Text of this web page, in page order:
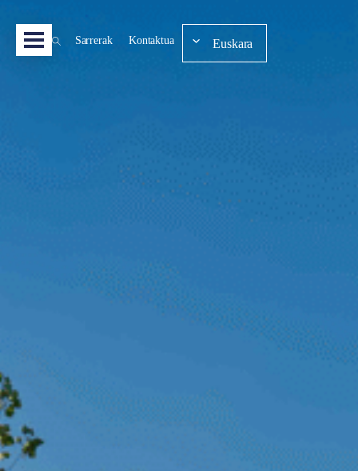
Sarrerak Kontaktua Euskara